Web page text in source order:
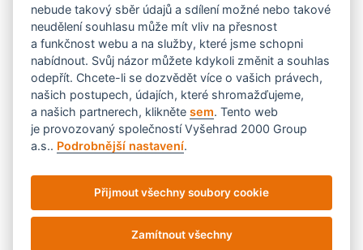
ODESLAT
Vyšehrad2000 © 2020. Všechna práva vyhrazena.
Created by AD13 Group, a.s.
nebude takový sběr údajů a sdílení možné nebo takové
neudělení souhlasu může mít vliv na přesnost
a funkčnost webu a na služby, které jsme schopni
nabídnout. Svůj názor můžete kdykoli změnit a souhlas
odepřít. Chcete-li se dozvědět více o vašich právech,
našich postupech, údajích, které shromažďujeme,
a našich partnerech, kliknětesem. Tento web
je provozovaný společností Vyšehrad 2000 Group
a.s.. Podrobnější nastavení.
Přijmout všechny soubory cookie
Zamítnout všechny